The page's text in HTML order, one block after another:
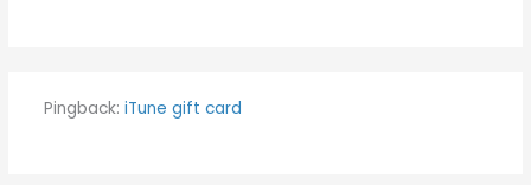
Pingback: iTune gift card